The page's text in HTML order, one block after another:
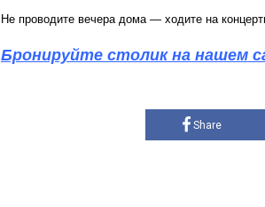
Не проводите вечера дома — ходите на
Бронируйте столик на нашем
Share